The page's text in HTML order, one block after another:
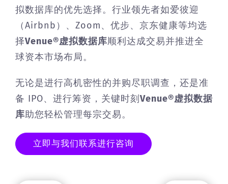
拟数据库的优先选择。行业领先者如爱彼迎
（Airbnb）、Zoom、优步、京东健康等均选
择Venue®虚拟数据库顺利达成交易并推进全
球资本市场布局。
无论是进行高机密性的并购尽职调查，还是准
备 IPO、进行筹资，关键时刻Venue®虚拟数据
库助您轻松管理每宗交易。
立即与我们联系进行咨询